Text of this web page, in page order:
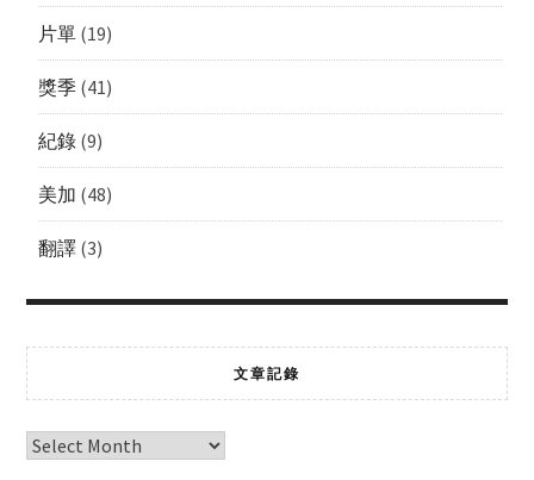
片單(19)
獎季(41)
紀錄(9)
美加 (48)
翻譯(3)
文章記錄